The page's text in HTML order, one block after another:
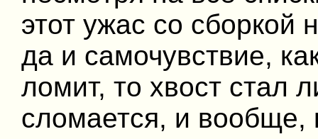
этот ужас со сборкой
да и самочувствие,
ломит, то хвост стал
сломается, и вообще,